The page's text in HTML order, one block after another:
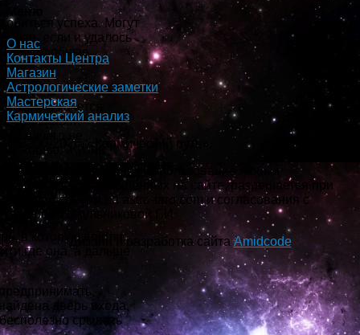
успеха. Могут
если и удалось
не удобные
считаем
и хочется
При слабой
ничего не
корню. Жизнь
людьми,
так далее.
одну
когда еще и
в которую вошли.
где она, а дальше
дверь входа,
срывать
Меню
О нас
Контакты Центра
Магазин
Астрологические заметки
Мастерская
Кармический анализ
© 2000-2026, «Кармический путь».
Все права защищены. Использование любых
материалов, размещённых на сайте, разрешается при
условии ссылки на astro-taro.com и согласования с
автором Никульниковой Г.И.
Дизайн и разработка сайтаAmidcode